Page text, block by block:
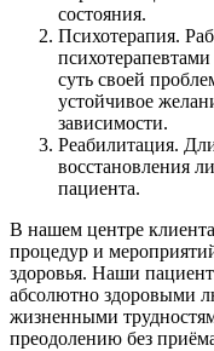
состояния.
Психотерапия.
суть своей
устойчивое
зависимости.
Реабилитация.
восстановления
пациента.
В нашем центре
процедур и
здоровья. Наши
абсолютно здоровыми
жизненными
преодолению без